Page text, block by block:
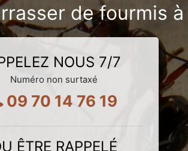
de fourmis à
NOUS 7/7
Numéro non surtaxé
09 70 14 76 19
ÊTRE RAPPELÉ